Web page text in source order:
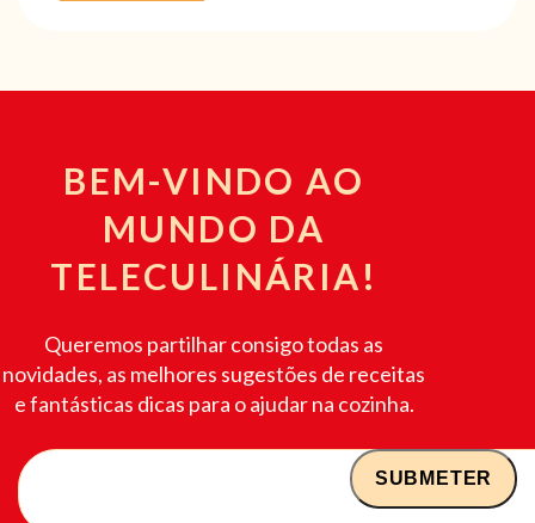
BEM-VINDO AO
MUNDO DA
TELECULINÁRIA!
Queremos partilhar consigo todas as
novidades, as melhores sugestões de receitas
e fantásticas dicas para o ajudar na cozinha.